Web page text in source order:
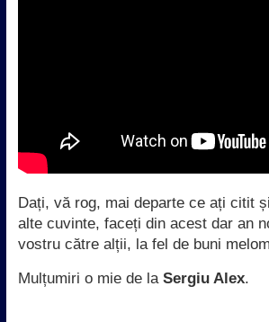
Dați, vă rog, mai departe ce ați citit
alte cuvinte, faceți din acest dar an
vostru către alții, la fel de buni
Mulțumiri o mie de la Sergiu Alex.